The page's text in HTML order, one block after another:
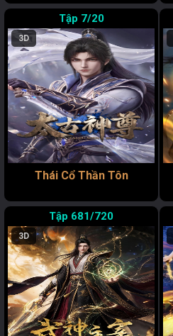
7/20
3D
Thái Cổ Thần Tôn
681/720
3D